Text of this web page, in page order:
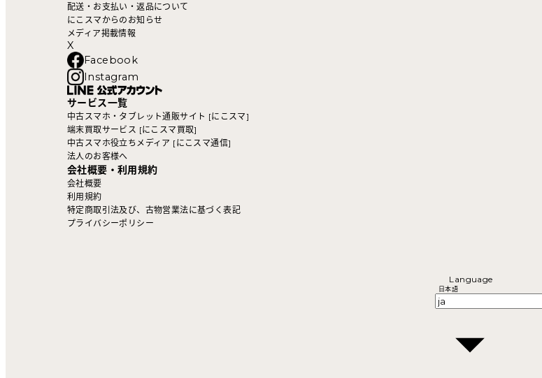
配送・お支払い・返品について
にこスマからのお知らせ
メディア掲載情報
X
Facebook
Instagram
サービス一覧
中古スマホ・タブレット通販サイト [にこスマ]
端末買取サービス [にこスマ買取]
中古スマホ役立ちメディア [にこスマ通信]
法人のお客様へ
会社概要・利用規約
会社概要
利用規約
特定商取引法及び、古物営業法に基づく表記
プライバシーポリシー
Language
日本語